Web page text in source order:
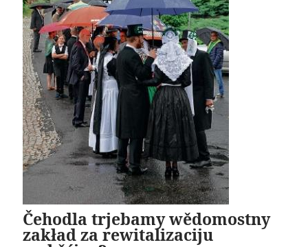
Čehodla trjebamy wědomostny
zakład za rewitalizaciju